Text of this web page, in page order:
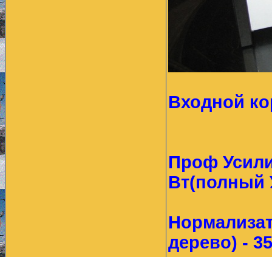
Входной
Проф
Вт(полный
дерево) -